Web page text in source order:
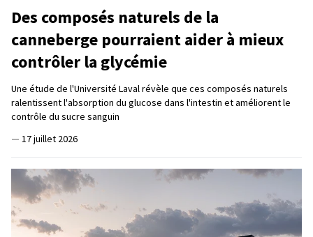
Des composés naturels de la
canneberge pourraient aider à mieux
contrôler la glycémie
Une étude de l'Université Laval révèle que ces composés naturels
ralentissent l'absorption du glucose dans l'intestin et améliorent le
contrôle du sucre sanguin
— 17 juillet 2026